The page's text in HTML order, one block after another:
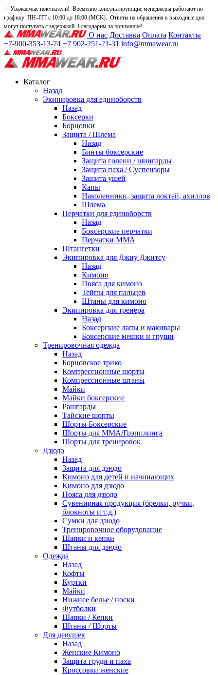
+ Уважаемые покупатели! Временно консультирующие менеджеры работают по
графику: ПН–ПТ с 10:00 до 18:00 (МСК). Ответы на обращения в выходные дни
могут поступать с задержкой. Благодарим за понимание!
О нас Доставка Оплата Контакты
+7-900-353-13-74 +7 902-251-21-31 info@mmawear.ru
Каталог
Назад
Экипировка для единоборств
Назад
Боксерки
Борцовки
Защита / Шлема
Назад
Бинты боксерские
Защита голени / шингарды
Защита паха / Суспензоры
Защита ушей
Капы
Наколенники, защита локтей, ахиллов
Шлема
Перчатки для единоборств
Назад
Боксерские перчатки
Перчатки ММА
Штангетки
Экипировка для Джиу Джитсу
Назад
Кимоно
Пояса для кимоно
Тейпы для пальцев
Штаны для кимоно
Экипировка для тренера
Назад
Боксерские лапы и макивары
Боксерские мешки и груши
Тренировочная одежда
Назад
Борцовское трико
Компрессионные шорты
Компрессионные штаны
Майки
Майки боксерские
Рашгарды
Тайские шорты
Шорты Боксерские
Шорты для ММА/Грэпплинга
Шорты для тренировок
Дзюдо
Назад
Защита для дзюдо
Кимоно для детей и начинающих
Кимоно для дзюдо
Пояса для дзюдо
Сувенирная продукция (брелки, ручки,
блокноты и т.д.)
Сумки для дзюдо
Тренировочное оборудование
Шапки и кепки
Штаны для дзюдо
Одежда
Назад
Кофты
Куртки
Майки
Нижнее белье / носки
Футболки
Шапки / Кепки
Штаны / Шорты
Для девушек
Назад
Женские Кимоно
Защита груди и паха
Кроссовки женские